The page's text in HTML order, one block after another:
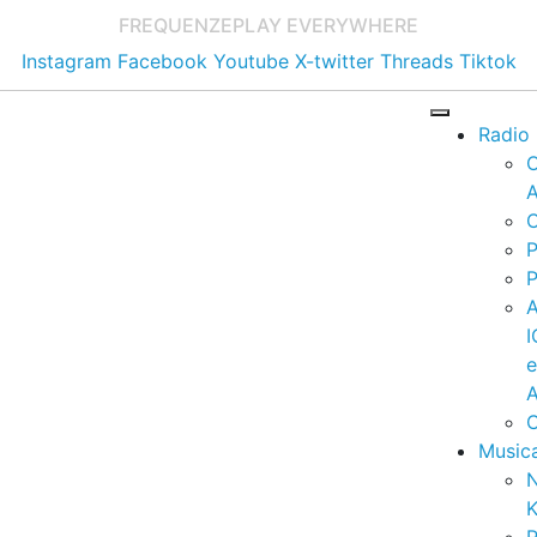
FREQUENZEPLAY EVERYWHERE
Instagram Facebook Youtube X-twitter Threads Tiktok
Radio
e